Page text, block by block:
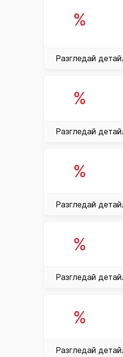
%
Разгледай
%
Разгледай
%
Разгледай
%
Разгледай
%
Разгледай